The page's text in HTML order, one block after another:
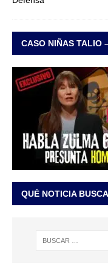
CASO NIÑAS TALIO
QUÉ NOTICIA